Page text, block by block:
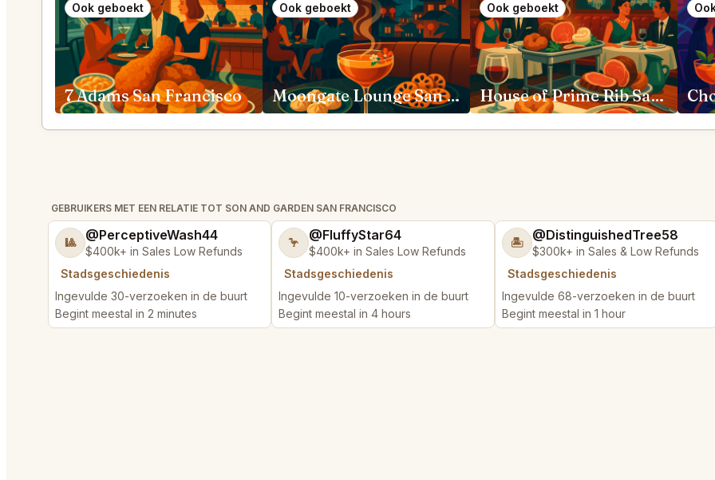
Ook geboekt
7 Adams San Francisco
Ook geboekt
Moongate Lounge San Francisco
Ook geboekt
House of Prime Rib San Francisco
GEBRUIKERS MET EEN RELATIE TOT SON AND GARDEN SAN FRANCISCO
🎱 @PerceptiveWash44
$400k+ in Sales Low Refunds
Stadsgeschiedenis
Ingevulde 30-verzoeken in de buurt
Begint meestal in 2 minutes
🦩 @FluffyStar64
$400k+ in Sales Low Refunds
Stadsgeschiedenis
Ingevulde 10-verzoeken in de buurt
Begint meestal in 4 hours
🏝️ @DistinguishedTree58
$300k+ in Sales & Low Refunds
Stadsgeschiedenis
Ingevulde 68-verzoeken in de buurt
Begint meestal in 1 hour